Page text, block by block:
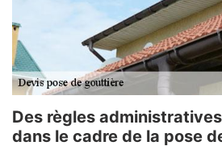
Des règles
dans le cadre de la pose